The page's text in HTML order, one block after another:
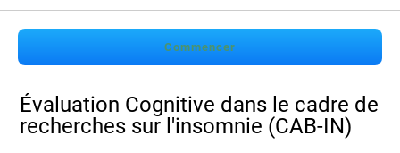
Commencer
Évaluation Cognitive dans le cadre de
recherches sur l'insomnie (CAB-IN)